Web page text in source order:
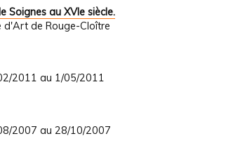
Soignes au XVIe siècle.
de Rouge-Cloître
2011 au 1/05/2011
2007 au 28/10/2007